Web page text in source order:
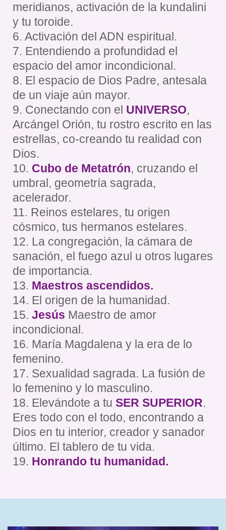
meridianos, activación de la kundalini
y tu toroide.
6. Activación del ADN espiritual.
7. Entendiendo a profundidad el
espacio del amor incondicional.
8. El espacio de Dios Padre, antesala
de un viaje aún mayor.
9. Conectando con el UNIVERSO,
Arcángel Orión, tu rostro escrito en las
estrellas, co-creando tu realidad con
Dios.
10. Cubo de Metatrón, cruzando el
umbral, geometría sagrada,
acelerador.
11. Reinos estelares, tu origen
cósmico, tus hermanos estelares.
12. La congregación, la cámara de
sanación, el fuego azul u otros lugares
de importancia.
13. Maestros ascendidos.
14. El origen de la humanidad.
15. Jesús Maestro de amor
incondicional.
16. María Magdalena y la era de lo
femenino.
17. Sexualidad sagrada. La fusión de
lo femenino y lo masculino.
18. Elevándote a tu SER SUPERIOR.
Eres todo con el todo, encontrando a
Dios en tu interior, creador y sanador
último. El tablero de tu vida.
19. Honrando tu humanidad.